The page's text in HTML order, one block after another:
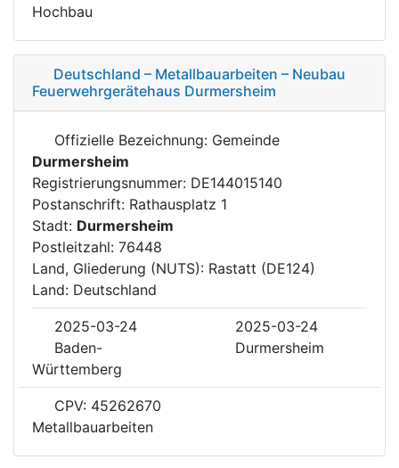
Hochbau
Deutschland – Metallbauarbeiten – Neubau
Feuerwehrgerätehaus Durmersheim
Offizielle Bezeichnung: Gemeinde
Durmersheim
Registrierungsnummer: DE144015140
Postanschrift: Rathausplatz 1
Stadt: Durmersheim
Postleitzahl: 76448
Land, Gliederung (NUTS): Rastatt (DE124)
Land: Deutschland
2025-03-24
2025-03-24
Baden-
Württemberg
Durmersheim
CPV: 45262670
Metallbauarbeiten